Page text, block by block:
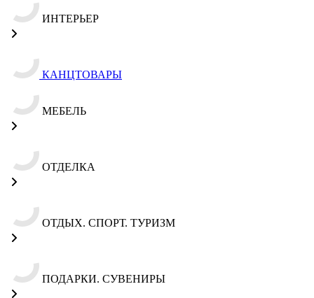
ИНТЕРЬЕР
КАНЦТОВАРЫ
МЕБЕЛЬ
ОТДЕЛКА
ОТДЫХ. СПОРТ. ТУРИЗМ
ПОДАРКИ. СУВЕНИРЫ